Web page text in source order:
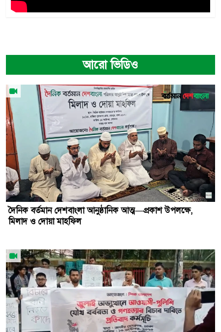
আরো ভিডিও
দৈনিক বর্তমান দেশবাংলা আনুষ্ঠানিক আত্ম—প্রকাশ উপলক্ষে,
মিলাদ ও দোয়া মাহফিল